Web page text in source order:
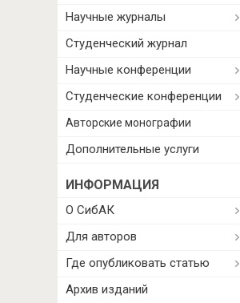
Научные журналы
Студенческий журнал
Научные конференции
Студенческие конференции
Авторские монографии
Дополнительные услуги
ИНФОРМАЦИЯ
О СибАК
Для авторов
Где опубликовать статью
Архив изданий